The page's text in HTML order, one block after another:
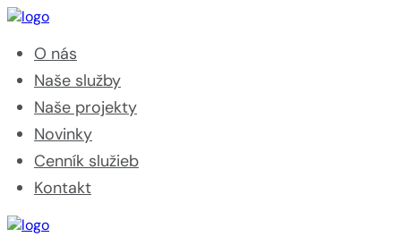
O nás
Naše služby
Naše projekty
Novinky
Cenník služieb
Kontakt